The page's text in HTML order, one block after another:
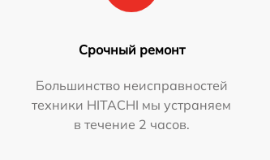
Срочный ремонт
Большинство неисправностей
техники HITACHI мы устраняем
в течение 2 часов.